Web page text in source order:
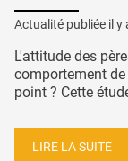
Actualité publiée il y
L'attitude des
comportement de
point ? Cette
LIRE LA SUITE